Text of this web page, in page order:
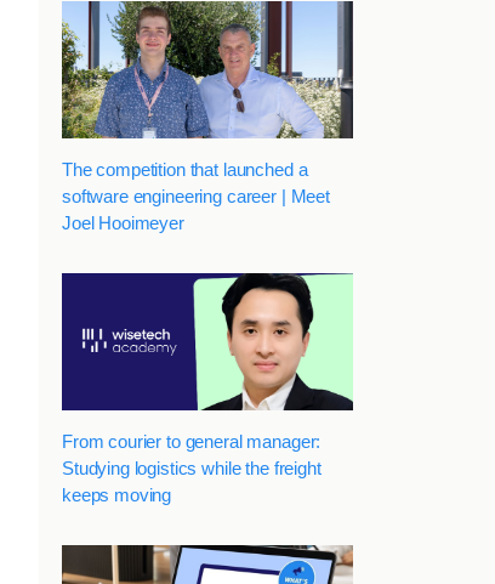
The competition that launched a
software engineering career | Meet
Joel Hooimeyer
From courier to general manager:
Studying logistics while the freight
keeps moving